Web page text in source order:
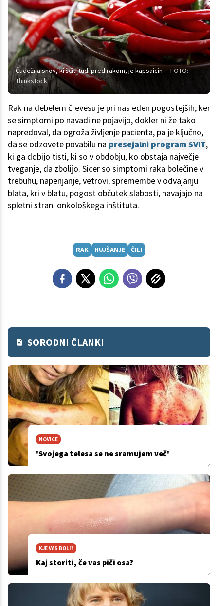
Čudežna snov, ki ščiti tudi pred rakom, je kapsaicin.
FOTO:
Thinkstock
Rak na debelem črevesu je pri nas eden pogostejših; ker
se simptomi po navadi ne pojavijo, dokler ni že tako
napredoval, da ogroža življenje pacienta, pa je ključno,
da se odzovete povabilu na presejalni program SVIT,
ki ga dobijo tisti, ki so v obdobju, ko obstaja največje
tveganje, da zbolijo. Sicer so simptomi raka bolečine v
trebuhu, napenjanje, vetrovi, spremembe v odvajanju
blata, kri v blatu, pogost občutek slabosti, navajajo na
spletni strani onkološkega inštituta.
RAK HUJŠANJE ČILI
SORODNI ČLANKI
NOVICE
'Svojega telesa se ne sramujem več'
KJE VAS BOLI?
Kaj storiti, če vas piči osa?